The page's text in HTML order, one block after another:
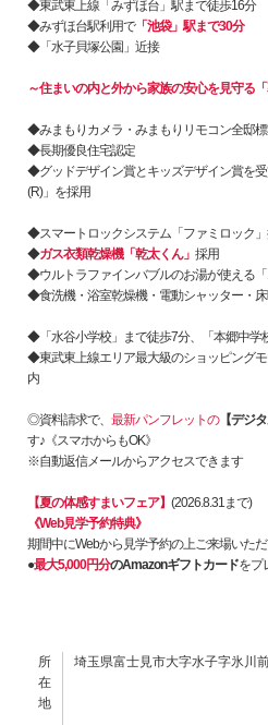
◆東武東上線「みずほ台」駅まで徒歩16分
◆みずほ台駅利用で「池袋」駅まで30分
◆「水子貝塚公園」近接
～住まいの内と外から家族の安心を見守る
◆みまもりカメラ・みまもりリモコン全邸
◆長期優良住宅認定
◆グッドデザイン賞とキッズデザイン賞を
(R)」を採用
◆スマートロックシステム「ファミロック
◆ガス衣類乾燥機「乾太くん」 採用
◆ウルトラファインバブルのお湯が使える
◆食洗機・浴室乾燥機・電動シャッター・
◆「水谷小学校」まで徒歩7分、「本郷中学
◆東武東上線エリア最大級のショッピング
内
◎資料請求で、 最新パンフレットの【デジタ
す♪《スマホからもOK》
※自動返信メールからアクセスできます
【夏の体感すまいフェア】 (2026.8.31まで)
《Web見学予約特典》
期間中にWebから見学予約の上ご来場いた
●最大5,000円分のAmazonギフトカードをプ
所
在
地
埼玉県富士見市大字水子字氷川